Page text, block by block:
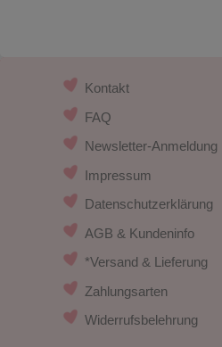
Kontakt
FAQ
Newsletter-Anmeldung
Impressum
Datenschutzerklärung
AGB & Kundeninfo
*Versand & Lieferung
Zahlungsarten
Widerrufsbelehrung